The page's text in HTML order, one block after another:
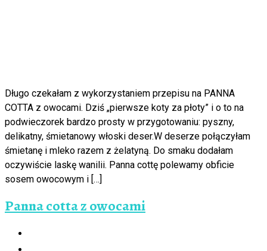
Długo czekałam z wykorzystaniem przepisu na PANNA
COTTA z owocami. Dziś „pierwsze koty za płoty” i o to na
podwieczorek bardzo prosty w przygotowaniu: pyszny,
delikatny, śmietanowy włoski deser.W deserze połączyłam
śmietanę i mleko razem z żelatyną. Do smaku dodałam
oczywiście laskę wanilii. Panna cottę polewamy obficie
sosem owocowym i […]
Panna cotta z owocami